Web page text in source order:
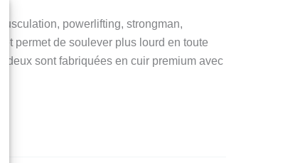
powerlifting, strongman,
permet de soulever plus lourd en toute
deux sont fabriquées en cuir premium avec